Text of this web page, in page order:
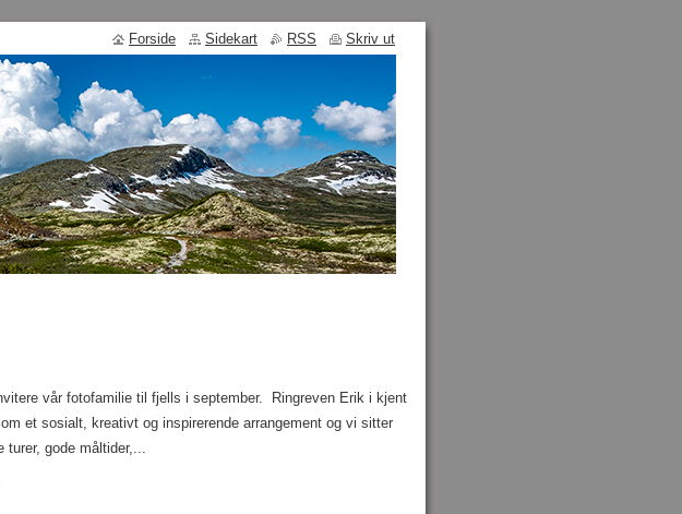
vår fotofamilie til fjells i september. Ringreven Erik i kjent
et sosialt, kreativt og inspirerende arrangement og vi sitter
turer, gode måltider,...
Forside Sidekart RSS Skriv ut